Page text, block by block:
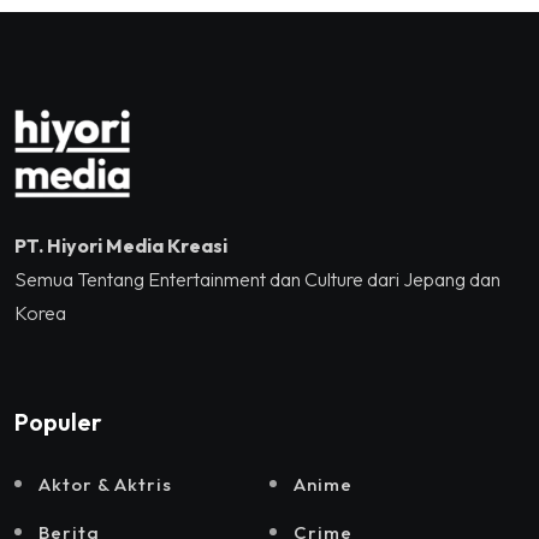
Jakarta, Mataloka Live,
PT. Hiyori Media Kreasi
Semua Tentang Entertainment dan Culture dari Jepang dan
Korea
Populer
Aktor & Aktris Anime
Berita Crime